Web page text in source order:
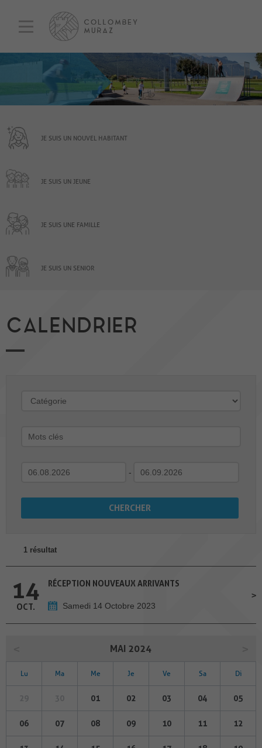
JE SUIS UN NOUVEL HABITANT
JE SUIS UN JEUNE
JE SUIS UNE FAMILLE
JE SUIS UN SENIOR
CALENDRIER
-
1 résultat
14
OCT.
RÉCEPTION NOUVEAUX ARRIVANTS
Samedi 14 Octobre 2023
MAI 2024
Lu Ma Me Je Ve Sa Di
01 02 03 04 05
06 07 08 09 10 11 12